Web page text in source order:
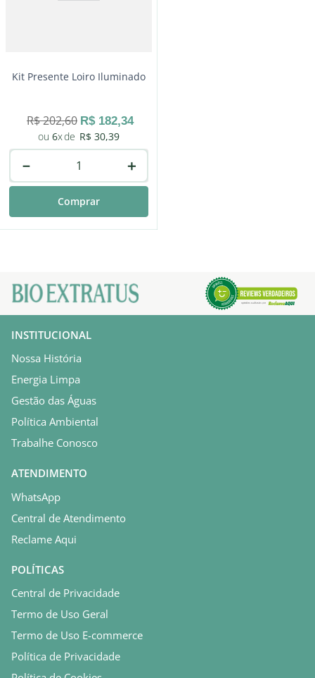
Kit Presente Loiro Iluminado
R$202,60 R$ 182,34
6
R$ 30,39
＋
－
Comprar
INSTITUCIONAL
Nossa História
Energia Limpa
Gestão das Águas
Política Ambiental
Trabalhe Conosco
ATENDIMENTO
WhatsApp
Central de Atendimento
Reclame Aqui
POLÍTICAS
Central de Privacidade
Termo de Uso Geral
Termo de Uso E-commerce
Política de Privacidade